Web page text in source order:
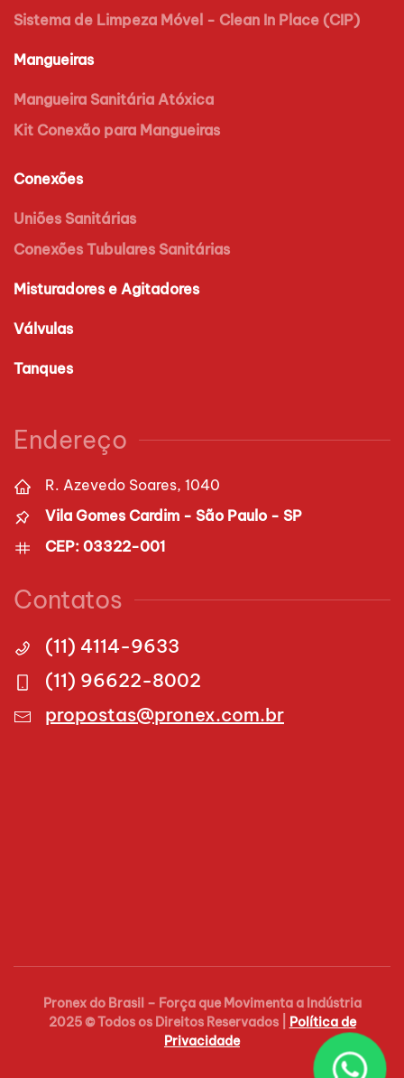
Sistema de Limpeza Móvel - Clean In Place (CIP)
Mangueiras
Mangueira Sanitária Atóxica
Kit Conexão para Mangueiras
Conexões
Uniões Sanitárias
Conexões Tubulares Sanitárias
Misturadores e Agitadores
Válvulas
Tanques
Endereço
R. Azevedo Soares, 1040
Vila Gomes Cardim - São Paulo - SP
CEP: 03322-001
Contatos
(11) 4114-9633
(11) 96622-8002
propostas@pronex.com.br
Pronex do Brasil – Força que Movimenta a Indústria
2025 © Todos os Direitos Reservados | Política de
Privacidade